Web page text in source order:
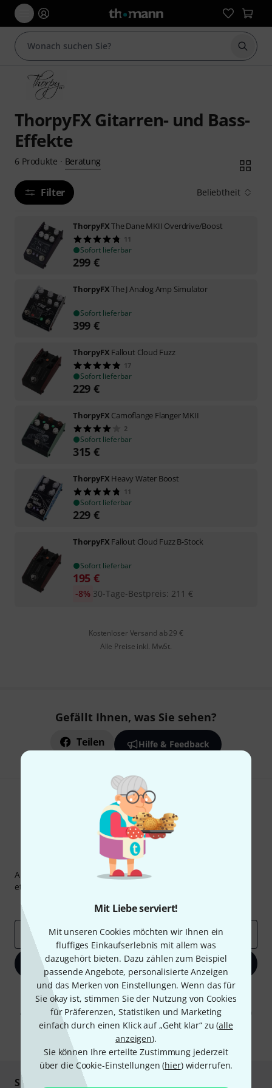
Mit Liebe serviert!
Mit unseren Cookies möchten wir Ihnen ein
fluffiges Einkaufserlebnis mit allem was
dazugehört bieten. Dazu zählen zum Beispiel
passende Angebote, personalisierte Anzeigen
und das Merken von Einstellungen. Wenn das für
Sie okay ist, stimmen Sie der Nutzung von Cookies
für Präferenzen, Statistiken und Marketing
einfach durch einen Klick auf „Geht klar“ zu (alle
anzeigen).
Sie können Ihre erteilte Zustimmung jederzeit
über die Cookie-Einstellungen (hier) widerrufen.
Suche
ThorpyFX Gitarren- und Bass-
Effekte
6 Produkte · Beratung
Filter Beliebtheit
ThorpyFXThe Dane MKII Overdrive/Boost
11
Sofort lieferbar
299 €
ThorpyFXThe J Analog Amp Simulator
Sofort lieferbar
399 €
ThorpyFX Fallout Cloud Fuzz
17
Sofort lieferbar
229 €
ThorpyFX Camoflange Flanger MKII
2
Sofort lieferbar
315 €
ThorpyFX Heavy Water Boost
11
Sofort lieferbar
229 €
ThorpyFX Fallout Cloud Fuzz B-Stock
Sofort lieferbar
195 €
30-Tage-Bestpreis: 211 €
-8%
Kostenloser Versand ab 29 €
Alle Preise inkl. MwSt.
Gefällt Ihnen, was Sie sehen?
Teilen Hilfe & Feedback
Thomann Newsletter
Abonniere den Thomann Newsletter und gewinne mit
etwas Glück einen von
Inspirierende Beiträge
Deals
E-Mail-Adresse*
Jetzt anmelden
Mit Klick auf „Jetzt anmelden“ stimmen Sie dem Erhalt von E-Mail-
Werbung und einer Messung des E-Mail-Nutzungsverhaltens zu. Die
Abmeldung ist jederzeit möglich. Weitere Informationen finden Sie in
unserenDatenschutzhinweisen.
* Pflichtfeld
Sicher einkaufen & bezahlen